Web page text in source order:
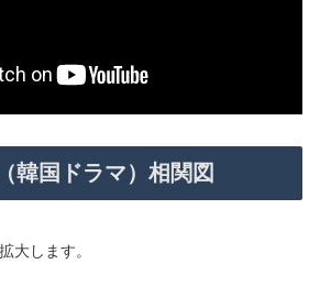
韓国ドラマ）相関図
大します。